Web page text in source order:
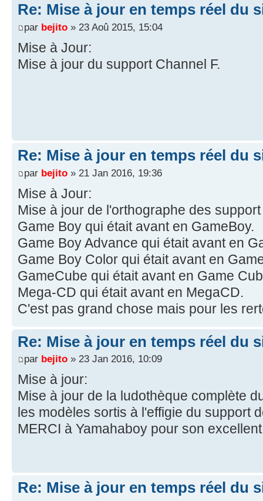
Re: Mise à jour en temps réel du
par bejito » 23 Aoû 2015, 15:04
Mise à Jour:
Mise à jour du support Channel F.
Re: Mise à jour en temps réel du
par bejito » 21 Jan 2016, 19:36
Mise à Jour:
Mise à jour de l'orthographe des
Game Boy qui était avant en GameBoy.
Game Boy Advance qui était avant en
Game Boy Color qui était avant en
GameCube qui était avant en Game
Mega-CD qui était avant en MegaCD.
C'est pas grand chose mais pour les
Re: Mise à jour en temps réel du
par bejito » 23 Jan 2016, 10:09
Mise à jour:
Mise à jour de la ludothèque complète
les modèles sortis à l'effigie du support
MERCI à Yamahaboy pour son
Re: Mise à jour en temps réel du